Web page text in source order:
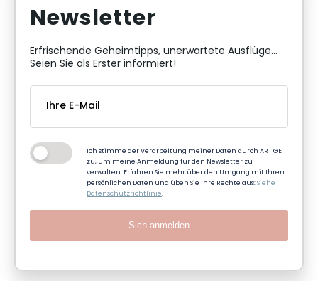
Newsletter
Erfrischende Geheimtipps, unerwartete Ausflüge...
Seien Sie als Erster informiert!
Ich stimme der Verarbeitung meiner Daten durch ART GE
zu, um meine Anmeldung für den Newsletter zu
verwalten. Erfahren Sie mehr über den Umgang mit Ihren
persönlichen Daten und üben Sie Ihre Rechte aus:Siehe
Datenschutzrichtlinie.
Sich anmelden